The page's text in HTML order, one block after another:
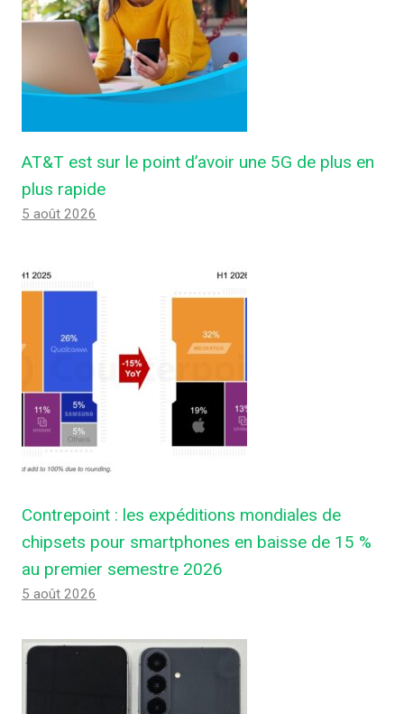
AT&T est sur le point d’avoir une 5G de plus en
plus rapide
5 août 2026
Contrepoint : les expéditions mondiales de
chipsets pour smartphones en baisse de 15 %
au premier semestre 2026
5 août 2026